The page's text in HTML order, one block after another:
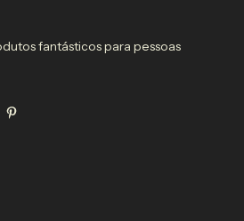
fantásticos para pessoas